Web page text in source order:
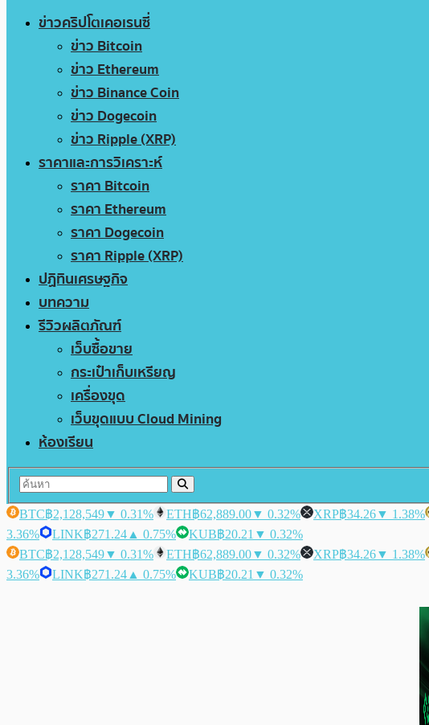
ข่าวคริปโตเคอเรนซี่
ข่าว Bitcoin
ข่าว Ethereum
ข่าว Binance Coin
ข่าว Dogecoin
ข่าว Ripple (XRP)
ราคาและการวิเคราะห์
ราคา Bitcoin
ราคา Ethereum
ราคา Dogecoin
ราคา Ripple (XRP)
ปฏิทินเศรษฐกิจ
บทความ
รีวิวผลิตภัณฑ์
เว็บซื้อขาย
กระเป๋าเก็บเหรียญ
เครื่องขุด
เว็บขุดแบบ Cloud Mining
ห้องเรียน
BTC฿2,128,549▼ 0.31% ETH฿62,889.00▼ 0.32% XRP฿34.26▼ 1.38%
3.36%
LINK฿271.24 ▲ 0.75% KUB฿20.21 ▼ 0.32%
BTC฿2,128,549▼ 0.31% ETH฿62,889.00▼ 0.32% XRP฿34.26▼ 1.38%
3.36%
LINK฿271.24 ▲ 0.75% KUB฿20.21 ▼ 0.32%